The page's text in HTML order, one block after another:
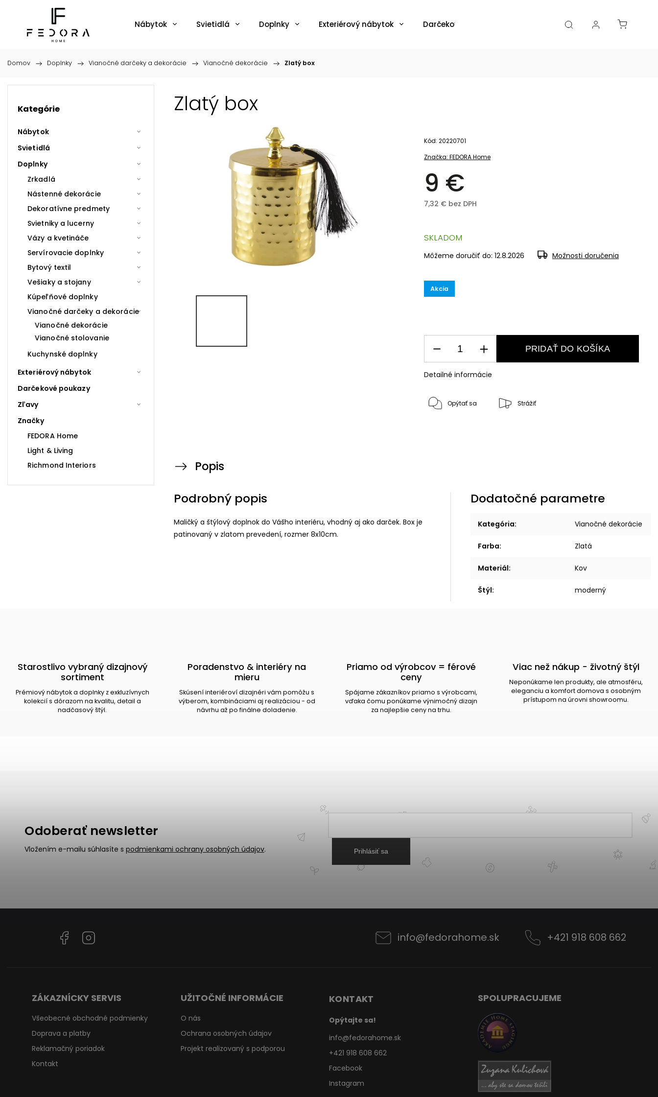
Nábytok Svietidlá Doplnky Exteriérový nábytok Darčekové poukazy Katalógy Blogy
Domov / Doplnky / Vianočné darčeky a dekorácie / Vianočné dekorácie / Zlatý box
Kategórie
Nábytok
Svietidlá
Doplnky
Zrkadlá
Nástenné dekorácie
Dekoratívne predmety
Svietniky a lucerny
Vázy a kvetináče
Servírovacie doplnky
Bytový textil
Vešiaky a stojany
Kúpeľňové doplnky
Vianočné darčeky a dekorácie
Vianočné dekorácie
Vianočné stolovanie
Kuchynské doplnky
Exteriérový nábytok
Darčekové poukazy
Zľavy
Značky
FEDORA Home
Light & Living
Richmond Interiors
Zlatý box
Značka: FEDORA Home
9 €
7,32 € bez DPH
Kód: 20220701
Akcia
SKLADOM
Môžeme doručiť do: 12.8.2026 Možnosti doručenia
PRIDAŤ DO KOŠÍKA
Detailné informácie
Opýtať sa Strážiť
Popis
Podrobný popis
Maličký a štýlový doplnok do Vášho interiéru, vhodný aj ako darček. Box je
patinovaný v zlatom prevedení, rozmer 8x10cm.
Dodatočné parametre
Kategória: Vianočné dekorácie
Farba: Zlatá
Materiál: Kov
Štýl: moderný
Starostlivo vybraný dizajnový
sortiment
Prémiový nábytok a doplnky z exkluzívnych
kolekcií s dôrazom na kvalitu, detail a
nadčasový štýl.
Poradenstvo & interiéry na
mieru
Skúsení interiéroví dizajnéri vám pomôžu s
výberom, kombináciami aj realizáciou - od
návrhu až po finálne doladenie.
Priamo od výrobcov = férové
ceny
Spájame zákazníkov priamo s výrobcami,
vďaka čomu ponúkame výnimočný dizajn
za najlepšie ceny na trhu.
Viac než nákup - životný štýl
Neponúkame len produkty, ale atmosféru,
eleganciu a komfort domova s osobným
prístupom na úrovni showroomu.
Odoberať newsletter
Vložením e-mailu súhlasíte s podmienkami ochrany osobných údajov. Prihlásiť sa
Facebook info@fedorahome.sk +421 918 608 662
ZÁKAZNÍCKY SERVIS
Všeobecné obchodné podmienky
Doprava a platby
Reklamačný poriadok
Kontakt
UŽITOČNÉ INFORMÁCIE
O nás
Ochrana osobných údajov
Projekt realizovaný s podporou
KONTAKT
Opýtajte sa!
info@fedorahome.sk
+421 918 608 662
Facebook
Instagram
SPOLUPRACUJEME